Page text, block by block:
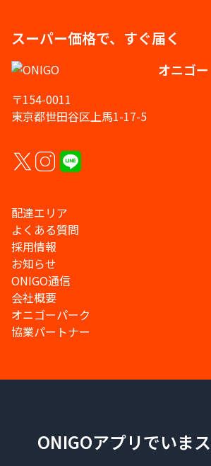
スーパー価格で、すぐ届く
オニゴー
〒154-0011
東京都世田谷区上馬1-17-5
配達エリア
よくある質問
採用情報
お知らせ
ONIGO通信
会社概要
オニゴーパーク
協業パートナー
ONIGOアプリでいま